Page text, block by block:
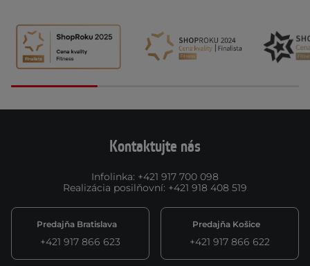
Kontaktujte nás
Infolinka: +421 917 700 098
Realizácia posilňovní: +421 918 408 519
Predajňa Bratislava
+421 917 866 623
Predajňa Košice
+421 917 866 622